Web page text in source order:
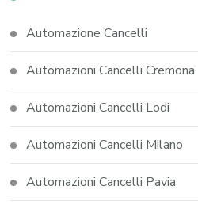
Automazione Cancelli
Automazioni Cancelli Cremona
Automazioni Cancelli Lodi
Automazioni Cancelli Milano
Automazioni Cancelli Pavia